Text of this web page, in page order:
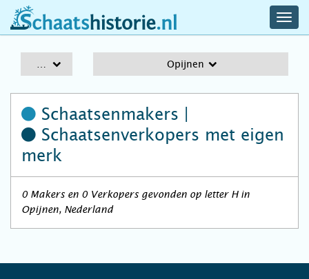
schaatshistorie.nl
Opijnen
Schaatsenmakers |
Schaatsenverkopers met eigen
merk
0 Makers en 0 Verkopers gevonden op letter H in
Opijnen, Nederland